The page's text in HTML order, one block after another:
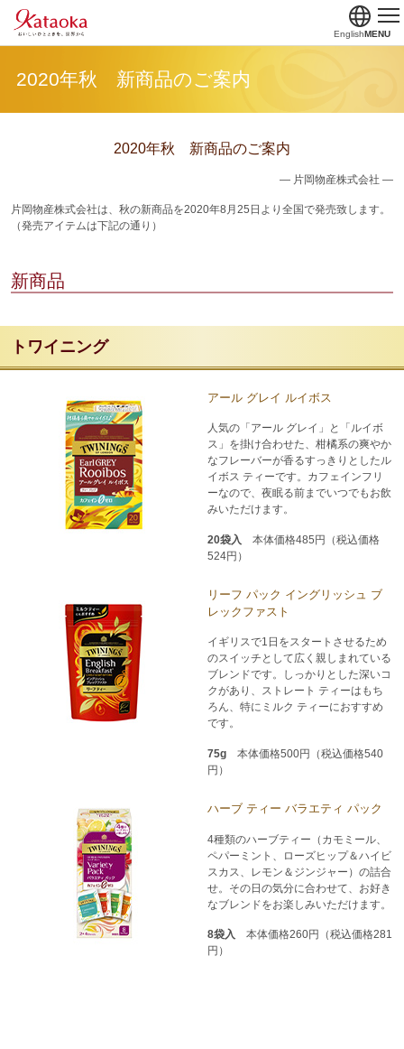
EnglishMENU
2020年秋 新商品のご案内
2020年秋 新商品のご案内
― 片岡物産株式会社 ―
片岡物産株式会社は、秋の新商品を2020年8月25日より全国で発売致します。
（発売アイテムは下記の通り）
新商品
トワイニング
アール グレイ ルイボス
人気の「アール グレイ」と「ルイボ
ス」を掛け合わせた、柑橘系の爽やか
なフレーバーが香るすっきりとしたル
イボス ティーです。カフェインフリ
ーなので、夜眠る前までいつでもお飲
みいただけます。
20袋入 本体価格485円（税込価格
524円）
リーフ パック イングリッシュ ブ
レックファスト
イギリスで1日をスタートさせるため
のスイッチとして広く親しまれている
ブレンドです。しっかりとした深いコ
クがあり、ストレート ティーはもち
ろん、特にミルク ティーにおすすめ
です。
75g 本体価格500円（税込価格540
円）
ハーブ ティー バラエティ パック
4種類のハーブティー（カモミール、
ペパーミント、ローズヒップ＆ハイビ
スカス、レモン＆ジンジャー）の詰合
せ。その日の気分に合わせて、お好き
なブレンドをお楽しみいただけます。
8袋入 本体価格260円（税込価格281
円）